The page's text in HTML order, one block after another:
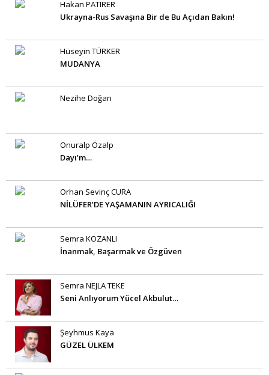
Hakan PATIRER
Ukrayna-Rus Savaşına Bir de Bu Açıdan Bakın!
Hüseyin TÜRKER
MUDANYA
Nezihe Doğan
Onuralp Özalp
Dayı’m…
Orhan Sevinç CURA
NİLÜFER’DE YAŞAMANIN AYRICALIĞI
Semra KOZANLI
İnanmak, Başarmak ve Özgüven
Semra NEJLA TEKE
Seni Anlıyorum Yücel Akbulut…
Şeyhmus Kaya
GÜZEL ÜLKEM